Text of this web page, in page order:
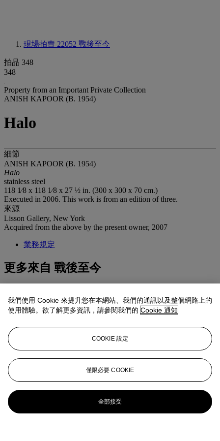
現場拍賣 22052 戰後至今
拍品 348
348
Property from an Important Private Collection
ANISH KAPOOR (B. 1954)
Halo
細節
ANISH KAPOOR (B. 1954)
Halo
stainless steel
118 1⁄8 x 118 1⁄8 x 27 ½ in. (300 x 300 x 70 cm.)
Executed in 2006. This work is from an edition of three.
來源
Lisson Gallery, New York
Acquired from the above by the present owner, 2007
業務規定
更多來自 戰後至今
查看全部
我們使用 Cookie 來提升您在本網站、我們的通訊以及整個網路上的
使用體驗。欲了解更多資訊，請參閱我們的 Cookie 通知
COOKIE 設定
僅限必要 COOKIE
全部接受